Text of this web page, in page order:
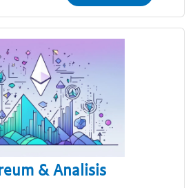
& Analisis